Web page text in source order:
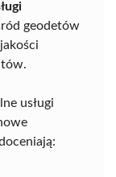
geodetów
usługi